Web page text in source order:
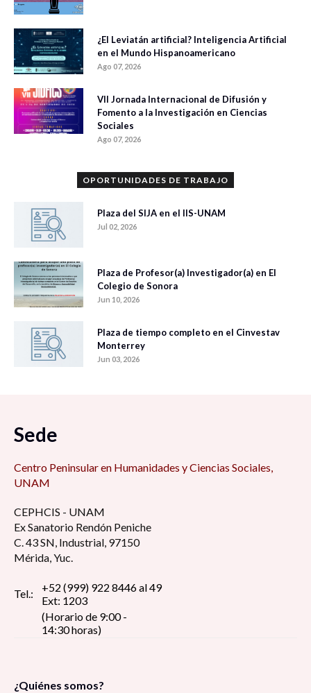
¿El Leviatán artificial? Inteligencia Artificial
en el Mundo Hispanoamericano
Ago 07, 2026
VII Jornada Internacional de Difusión y
Fomento a la Investigación en Ciencias
Sociales
Ago 07, 2026
OPORTUNIDADES DE TRABAJO
Plaza del SIJA en el IIS-UNAM
Jul 02, 2026
Plaza de Profesor(a) Investigador(a) en El
Colegio de Sonora
Jun 10, 2026
Plaza de tiempo completo en el Cinvestav
Monterrey
Jun 03, 2026
Sede
Centro Peninsular en Humanidades y Ciencias Sociales,
UNAM
CEPHCIS - UNAM
Ex Sanatorio Rendón Peniche
C. 43 SN, Industrial, 97150
Mérida, Yuc.
Tel.:
+52 (999) 922 8446 al 49
Ext: 1203
(Horario de 9:00 -
14:30 horas)
¿Quiénes somos?